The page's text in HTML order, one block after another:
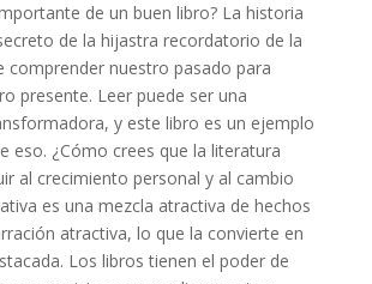
de un buen libro? La historia
de la hijastra recordatorio de la
comprender nuestro pasado para
presente. Leer puede ser una
y este libro es un ejemplo
eso. ¿Cómo crees que la literatura
al crecimiento personal y al cambio
es una mezcla atractiva de hechos
atractiva, lo que la convierte en
Los libros tienen el poder de